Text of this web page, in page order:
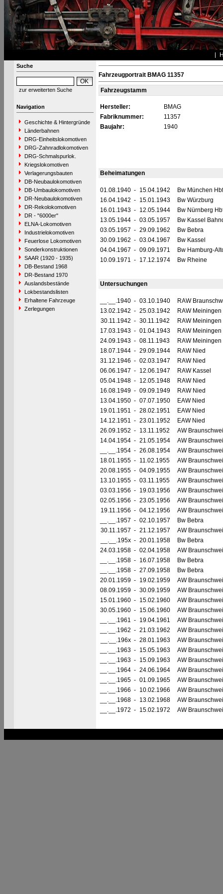
Suche
zur erweiterten Suche
Navigation
Geschichte & Hintergründe
Länderbahnen
DRG-Einheitslokomotiven
DRG-Zahnradlokomotiven
DRG-Schmalspurlok.
Kriegslokomotiven
Verlagerungsbauten
DB-Neubaulokomotiven
DB-Umbaulokomotiven
DR-Neubaulokomotiven
DR-Rekolokomotiven
DR - "6000er"
ELNA-Lokomotiven
Industrielokomotiven
Feuerlose Lokomotiven
Sonderkonstruktionen
SAAR (1920 - 1935)
DB-Bestand 1968
DR-Bestand 1970
Auslandsbestände
Lokbestandslisten
Erhaltene Fahrzeuge
Zerlegungen
Fahrzeugportrait BMAG 11357
Fahrzeugstamm
Hersteller:
BMAG
Fabriknummer:
11357
Baujahr:
1940
Beheimatungen
01.08.1940 - 15.04.1942
Bw München Hbf
16.04.1942 - 15.01.1943
Bw Würzburg
16.01.1943 - 12.05.1944
Bw Nürnberg
13.05.1944 - 03.05.1957
Bw Kassel
03.05.1957 - 29.09.1962
Bw Bebra
30.09.1962 - 03.04.1967
Bw Kassel
04.04.1967 - 09.09.1971
Bw Hamburg-
10.09.1971 - 17.12.1974 Bw Rheine
Untersuchungen
__.__.1940 - 03.10.1940
RAW
13.02.1942 - 25.03.1942
RAW Meiningen
30.11.1942 - 30.11.1942
RAW Meiningen
17.03.1943 - 01.04.1943
RAW Meiningen
24.09.1943 - 08.11.1943
RAW Meiningen
18.07.1944 - 29.09.1944
RAW Nied
31.12.1946 - 02.03.1947
RAW Nied
06.06.1947 - 12.06.1947
RAW Kassel
05.04.1948 - 12.05.1948
RAW Nied
16.08.1949 - 09.09.1949
RAW Nied
13.04.1950 - 07.07.1950
EAW Nied
19.01.1951 - 28.02.1951
EAW Nied
14.12.1951 - 23.01.1952
EAW Nied
26.09.1952 - 13.11.1952
AW
14.04.1954 - 21.05.1954
AW
__.__.1954 - 26.08.1954
AW
18.01.1955 - 11.02.1955
AW
20.08.1955 - 04.09.1955
AW
13.10.1955 - 03.11.1955
AW
03.03.1956 - 19.03.1956
AW
02.05.1956 - 23.05.1956
AW
19.11.1956 - 04.12.1956
AW
__.__.1957 - 02.10.1957
Bw Bebra
30.11.1957 - 21.12.1957
AW
__.__.195x - 20.01.1958
Bw Bebra
24.03.1958 - 02.04.1958
AW
__.__.1958 - 16.07.1958
Bw Bebra
__.__.1958 - 27.09.1958
Bw Bebra
20.01.1959 - 19.02.1959
AW
08.09.1959 - 30.09.1959
AW
15.01.1960 - 15.02.1960
AW
30.05.1960 - 15.06.1960
AW
__.__.1961 - 19.04.1961
AW
__.__.1962 - 21.03.1962
AW
__.__.196x - 28.01.1963
AW
__.__.1963 - 15.05.1963
AW
__.__.1963 - 15.09.1963
AW
__.__.1964 - 24.06.1964
AW
__.__.1965 - 01.09.1965
AW
__.__.1966 - 10.02.1966
AW
__.__.1968 - 13.02.1968
AW
__.__.1972 - 15.02.1972 AW